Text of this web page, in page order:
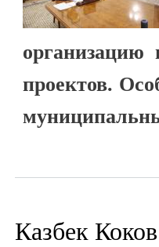
организацию
проектов.
Казбек